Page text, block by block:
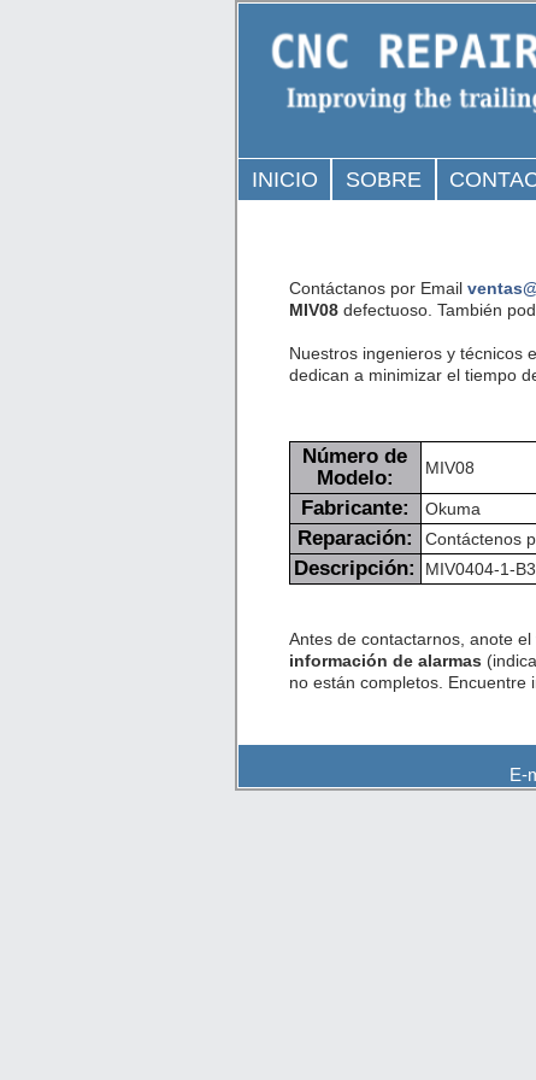
INICIO SOBRE
Contáctanos por Email
MIV08defectuoso. También
Nuestros ingenieros y técnicos
dedican a minimizar el tiempo
Número de
Modelo:
MIV08
Fabricante: Okuma
Reparación: Contáctenos
Descripción: MIV0404-1-
Antes de contactarnos, anote el
información de alarmas
no están completos. Encuentre
E-